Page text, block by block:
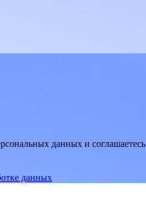
данных и соглашаетесь
данных